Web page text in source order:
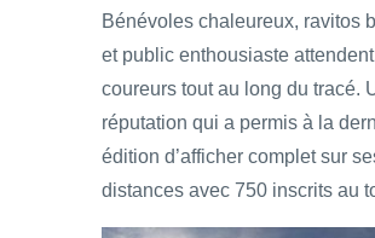
Bénévoles chaleureux, ravitos
et public enthousiaste
coureurs tout au long du tracé.
réputation qui a permis à la
édition d’afficher complet sur
distances avec 750 inscrits au